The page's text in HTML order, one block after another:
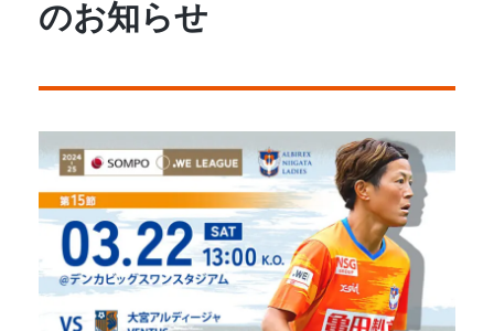
のお知らせ